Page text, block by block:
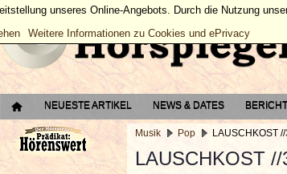
NEUESTE ARTIKEL NEWS & DATES
Musik Pop LAUSCHKOST
LAUSCHKOST //
unseres Online-Angebots. Durch die Nutzung
Weitere Informationen zu Cookies und ePrivacy